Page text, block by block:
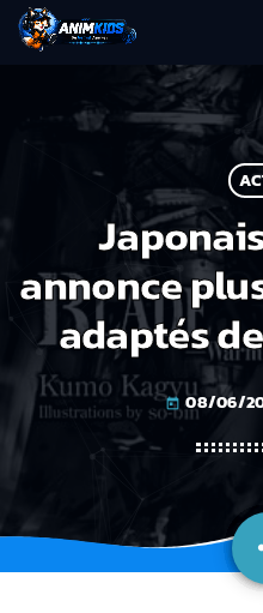
annonce
adaptés
today 08/06/